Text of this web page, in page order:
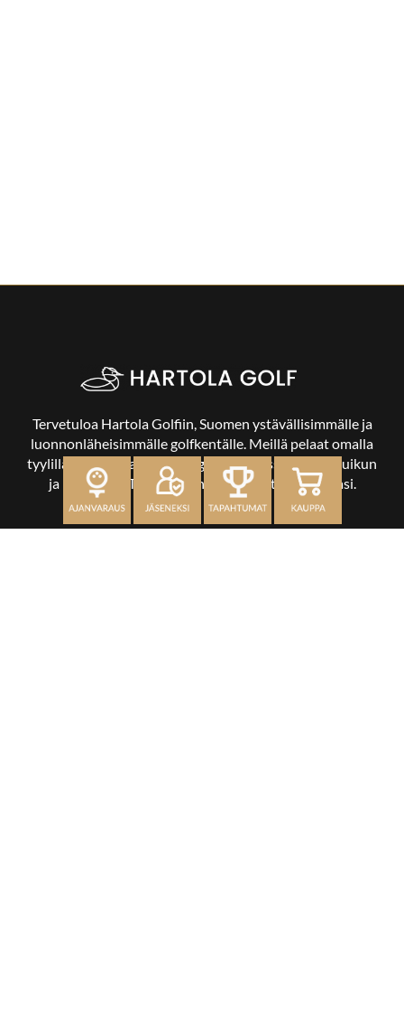
Tervetuloa Hartola Golfiin, Suomen ystävällisimmälle ja
luonnonläheisimmälle golfkentälle. Meillä pelaat omalla
tyylilläsi ja tasollasi – ja bongaat halutessasi vaikka uikun
ja kuikankin. Tärkeintä on, että nautit vierailustasi.